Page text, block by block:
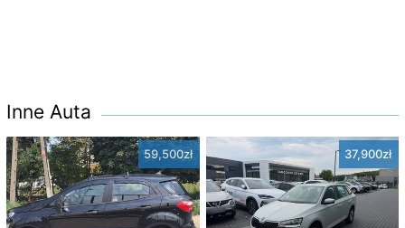
Inne Auta
59,500zł 37,900zł